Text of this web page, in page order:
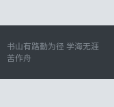
书山有路勤为径 学海无涯
苦作舟